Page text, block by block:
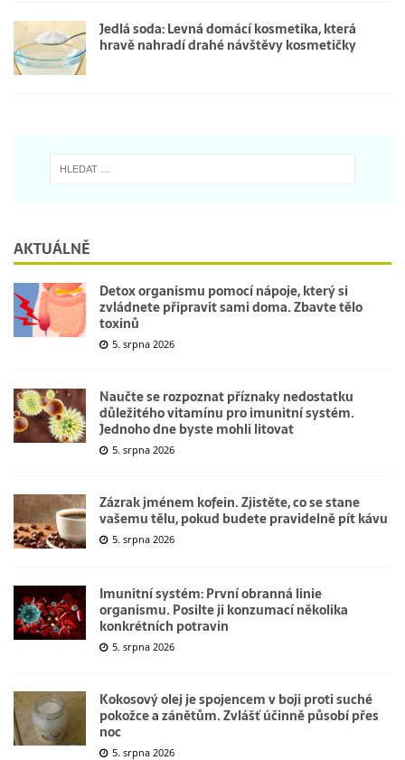
Jedlá soda: Levná domácí kosmetika, která
hravě nahradí drahé návštěvy kosmetičky
AKTUÁLNĚ
Detox organismu pomocí nápoje, který si
zvládnete připravit sami doma. Zbavte tělo
toxinů
5. srpna 2026
Naučte se rozpoznat příznaky nedostatku
důležitého vitamínu pro imunitní systém.
Jednoho dne byste mohli litovat
5. srpna 2026
Zázrak jménem kofein. Zjistěte, co se stane
vašemu tělu, pokud budete pravidelně pít kávu
5. srpna 2026
Imunitní systém: První obranná linie
organismu. Posilte ji konzumací několika
konkrétních potravin
5. srpna 2026
Kokosový olej je spojencem v boji proti suché
pokožce a zánětům. Zvlášť účinně působí přes
noc
5. srpna 2026